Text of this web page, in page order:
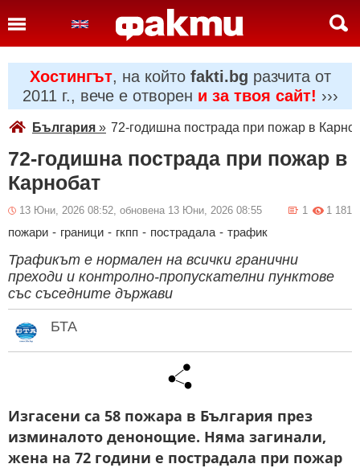
Хостингът, на който fakti.bg разчита от
2011 г., вече е отворен и за твоя сайт! ›››
България » 72-годишна пострада при пожар в
72-годишна пострада при пожар в
Карнобат
13 Юни, 2026 08:52, обновена 13 Юни, 2026 08:55 1 181
1
пожари - граници - гкпп - пострадала - трафик
Трафикът е нормален на всички гранични
преходи и контролно-пропускателни пунктове
със съседните държави
БТА
Изгасени са 58 пожара в България през
изминалото денонощие. Няма загинали,
жена на 72 години е пострадала при пожар